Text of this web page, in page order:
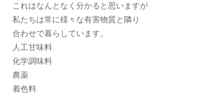
これはなんとなく分かると思いますが
私たちは常に様々な有害物質と隣り
合わせで暮らしています。
人工甘味料
化学調味料
農薬
着色料